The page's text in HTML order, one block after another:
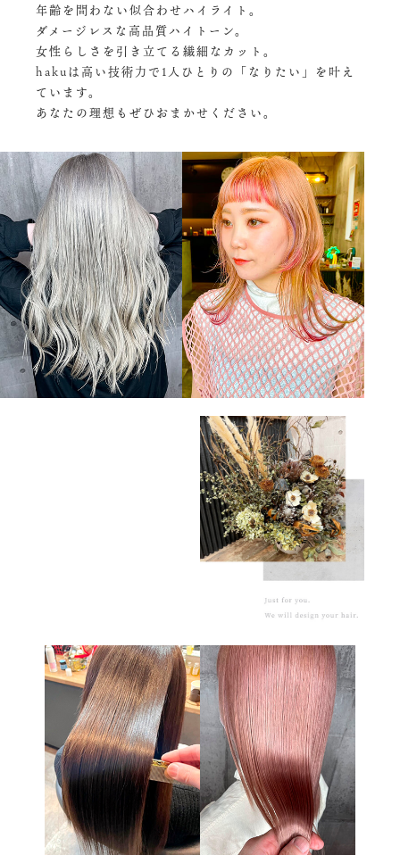
年齢を問わない似合わせハイライト。
ダメージレスな高品質ハイトーン。
女性らしさを引き立てる繊細なカット。
hakuは高い技術力で1人ひとりの「なりたい」を叶え
ています。
あなたの理想もぜひおまかせください。